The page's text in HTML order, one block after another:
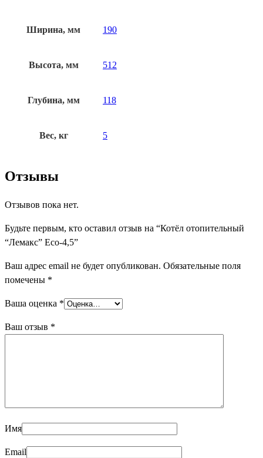
Ширина, мм 190
Высота, мм 512
Глубина, мм 118
Вес, кг 5
Отзывы
Отзывов пока нет.
Будьте первым, кто оставил отзыв на “Котёл отопительный
“Лемакс” Eco-4,5”
Ваш адрес email не будет опубликован. Обязательные поля
помечены *
Ваша оценка *
Ваш отзыв *
Имя
Email